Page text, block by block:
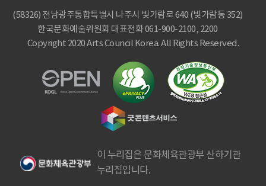
(58326) 전남광주통합특별시 나주시 빛가람로 640 (빛가람동 352)
한국문화예술위원회 대표전화 061-900-2100, 2200
Copyright 2020 Arts Council Korea. All Rights Reserved.
이 누리집은 문화체육관광부 산하기관
누리집입니다.